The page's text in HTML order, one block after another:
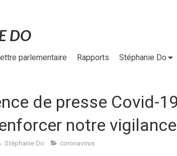
DO
parlementaire Rapports Stéphanie Do
de presse Covid-
notre vigilance
Stéphanie Do coronavirus